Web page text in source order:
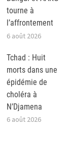
tourne à
l’affrontement
6 août 2026
Tchad : Huit
morts dans une
épidémie de
choléra à
N’Djamena
6 août 2026